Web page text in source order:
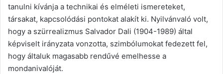
tanulni kívánja a technikai és elméleti ismereteket,
társakat, kapcsolódási pontokat alakít ki. Nyilvánvaló volt,
hogy a szürrealizmus Salvador Dali (1904-1989) által
képviselt irányzata vonzotta, szimbólumokat fedezett fel,
hogy általuk magasabb rendűvé emelhesse a
mondanivalóját.